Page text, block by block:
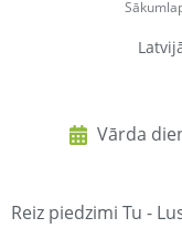
Vārda
Reiz piedzimi Tu -